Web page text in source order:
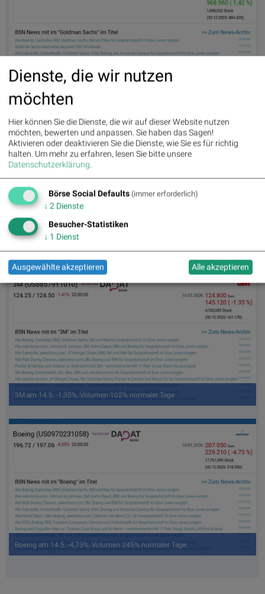
Goldman Sachs am 14.5. 1,42%, Volumen 82% normaler Tage
3M am 14.5. -1,35%, Volumen 102% normaler Tage
Boeing am 14.5. -4,73%, Volumen 245% normaler Tage
Dienste, die wir nutzen
möchten
Hier können Sie die Dienste, die wir auf dieser Website nutzen
möchten, bewerten und anpassen. Sie haben das Sagen!
Aktivieren oder deaktivieren Sie die Dienste, wie Sie es für richtig
halten. Um mehr zu erfahren, lesen Sie bitte unsere
Datenschutzerklärung.
Börse Social Defaults (immer erforderlich)
↓ 2 Dienste
Besucher-Statistiken
↓ 1 Dienst
Ausgewählte akzeptieren Alle akzeptieren